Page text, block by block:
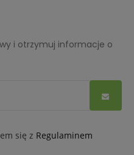
i otrzymuj informacje o
się z Regulaminem